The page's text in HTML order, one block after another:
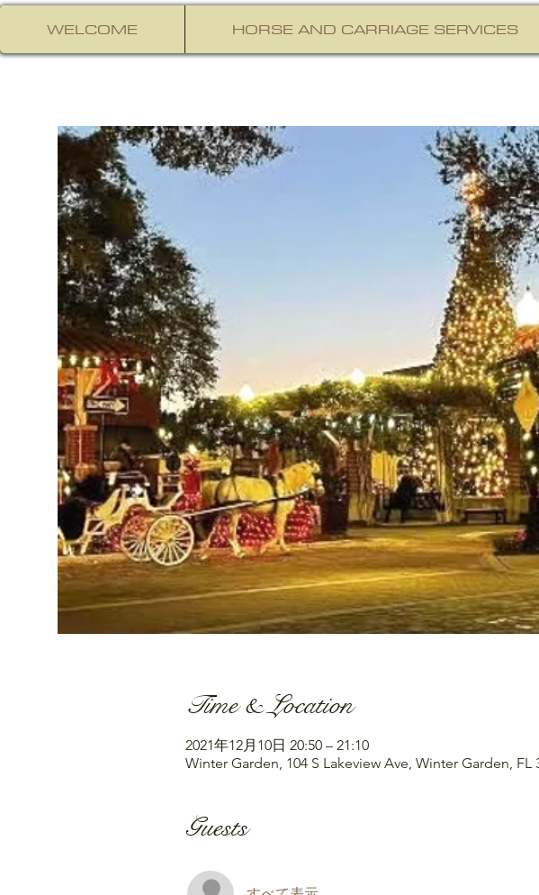
WELCOME HORSE AND CARRIAGE SERVICES
Time & Location
2021年12月10日 20:50 – 21:10
Winter Garden, 104 S Lakeview Ave, Winter Garden, FL
Guests